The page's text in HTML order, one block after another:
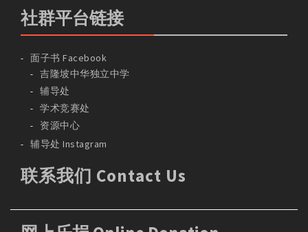
社群平台链接
面子书 Facebook
吉隆坡中华独立中学
辅导处
学术竞赛处
资源中心
辅导处 Instagram
联系我们 Contact Us